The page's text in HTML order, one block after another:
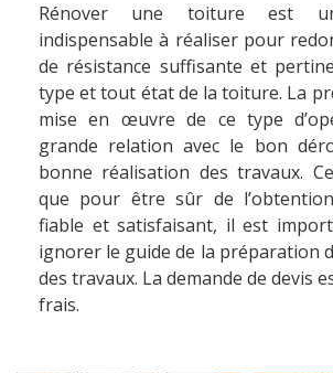
Rénover une toiture est
indispensable à réaliser pour
de résistance suffisante et
type et tout état de la toiture. La
mise en œuvre de ce type
grande relation avec le bon
bonne réalisation des travaux.
que pour être sûr de
fiable et satisfaisant, il est
ignorer le guide de la préparation
des travaux. La demande de devis
frais.